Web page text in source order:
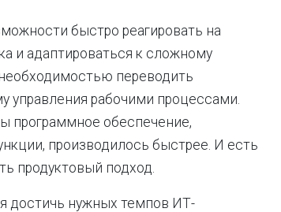
быстро реагировать на
и адаптироваться к сложному
переводить
управления рабочими процессами.
программное обеспечение,
производилось быстрее. И есть
продуктовый подход.
достичь нужных темпов ИТ-